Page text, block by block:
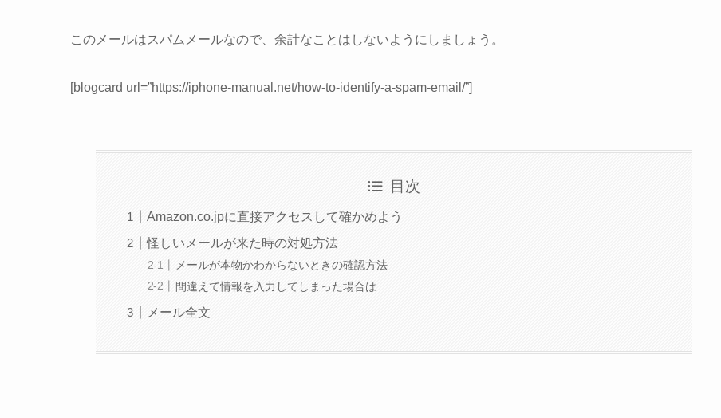
このメールはスパムメールなので、余計なことはしないようにしましょう。
[blogcard url=”https://iphone-manual.net/how-to-identify-a-spam-email/”]
目次
Amazon.co.jpに直接アクセスして確かめよう
怪しいメールが来た時の対処方法
メールが本物かわからないときの確認方法
間違えて情報を入力してしまった場合は
メール全文